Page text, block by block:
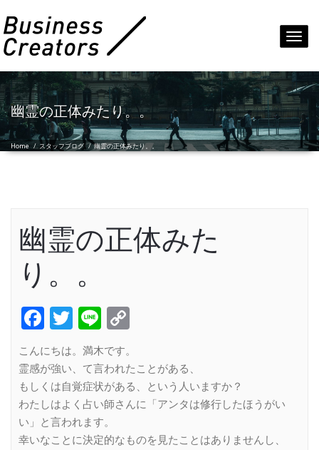
幽霊の正体みたり。。
Home / スタッフブログ /幽霊の正体みたり。。
幽霊の正体みた
り。。
Facebook
Twitter
Line
こんにちは。満木です。
霊感が強い、て言われたことがある、
もしくは自覚症状がある、という人いますか？
わたしはよく占い師さんに「アンタは修行したほうがい
い」と言われます。
幸いなことに決定的なものを見たことはありませんし、